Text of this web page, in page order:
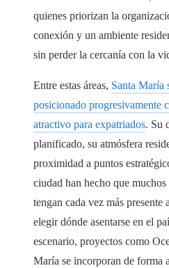
quienes priorizan la
conexión y un ambiente
sin perder la cercanía con la
Entre estas áreas, Santa María
posicionado progresivamente
atractivo para expatriados. Su
planificado, su atmósfera
proximidad a puntos
ciudad han hecho que muchos
tengan cada vez más presente
elegir dónde asentarse en el
escenario, proyectos como
María se incorporan de forma